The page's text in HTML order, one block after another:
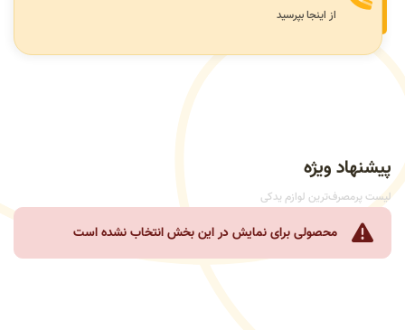
از اینجا بپرسید
پیشنهاد ویژه
لیست پرمصرف‌ترین لوازم یدکی
محصولی برای نمایش در این بخش انتخاب نشده است